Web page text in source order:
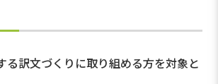
る訳文づくりに取り組める方を対象と